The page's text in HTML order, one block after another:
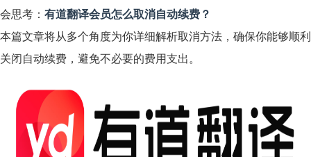
会思考： 有道翻译会员怎么取消自动续费？
本篇文章将从多个角度为你详细解析取消方法，确保你能够顺利
关闭自动续费，避免不必要的费用支出。